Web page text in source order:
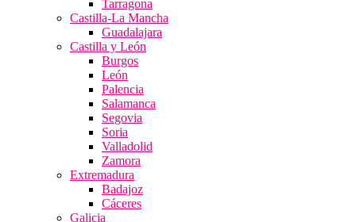
Tarragona
Castilla-La Mancha
Guadalajara
Castilla y León
Burgos
León
Palencia
Salamanca
Segovia
Soria
Valladolid
Zamora
Extremadura
Badajoz
Cáceres
Galicia